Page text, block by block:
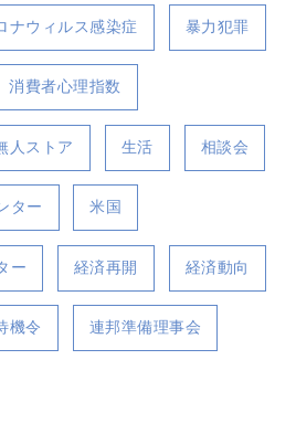
ナウィルス感染症 暴力犯罪
消費者心理指数
人ストア 生活 相談会
ター 米国
ー 経済再開 経済動向
機令 連邦準備理事会